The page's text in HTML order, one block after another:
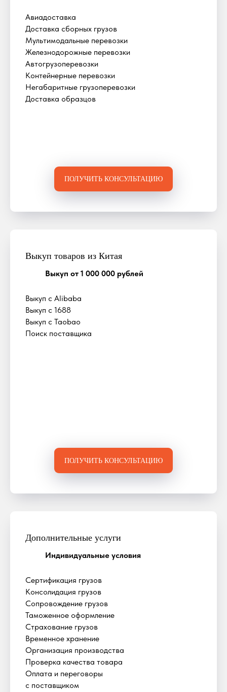
Авиадоставка
Доставка сборных грузов
Мультимодальные перевозки
Железнодорожные перевозки
Автогрузоперевозки
Контейнерные перевозки
Негабаритные грузоперевозки
Доставка образцов
ПОЛУЧИТЬ КОНСУЛЬТАЦИЮ
Выкуп товаров из Китая
Выкуп от 1 000 000 рублей
Выкуп с Alibaba
Выкуп с 1688
Выкуп с Taobao
Поиск поставщика
ПОЛУЧИТЬ КОНСУЛЬТАЦИЮ
Дополнительные услуги
Индивидуальные условия
Сертификация грузов
Консолидация грузов
Сопровождение грузов
Таможенное оформление
Страхование грузов
Временное хранение
Организация производства
Проверка качества товара
Оплата и переговоры
с поставщиком